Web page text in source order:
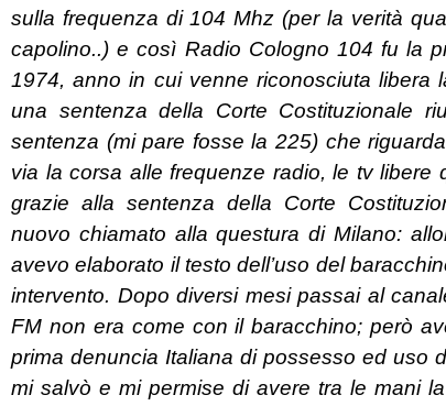
sulla frequenza di 104 Mhz (per la verità
capolino..) e così Radio Cologno 104 fu la
1974, anno in cui venne riconosciuta
una sentenza della Corte Costituzionale
sentenza (mi pare fosse la 225) che
via la corsa alle frequenze radio, le tv
grazie alla sentenza della Corte
nuovo chiamato alla questura di Milano:
avevo elaborato il testo dell’uso del
intervento. Dopo diversi mesi passai al
FM non era come con il baracchino; però
prima denuncia Italiana di possesso ed uso
mi salvò e mi permise di avere tra le mani